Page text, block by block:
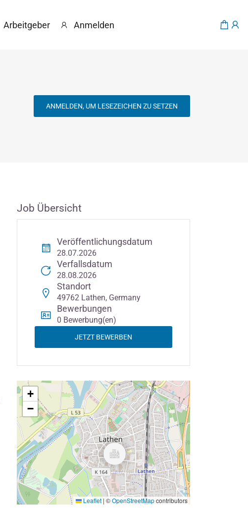
Arbeitgeber Anmelden
ANMELDEN, UM LESEZEICHEN ZU SETZEN
Job Übersicht
Veröffentlichungsdatum
28.07.2026
Verfallsdatum
28.08.2026
Standort
49762 Lathen, Germany
Bewerbungen
0 Bewerbung(en)
JETZT BEWERBEN
+
−
Leaflet | ©OpenStreetMapcontributors